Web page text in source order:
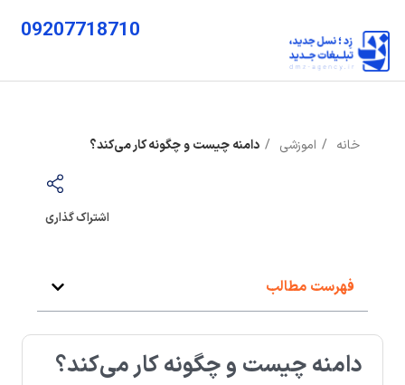
09207718710
خانه اموزشی دامنه چیست و چگونه کار می‌کند؟
اشتراک گذاری
فهرست مطالب
دامنه چیست و چگونه کار می‌کند؟